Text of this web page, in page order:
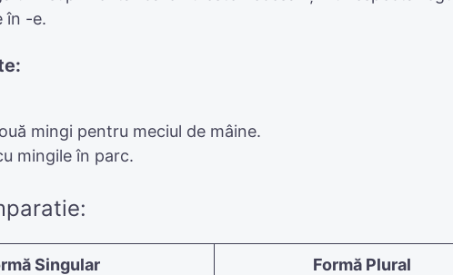
în -e.
mingi pentru meciul de mâine.
mingile în parc.
Singular Formă Plural